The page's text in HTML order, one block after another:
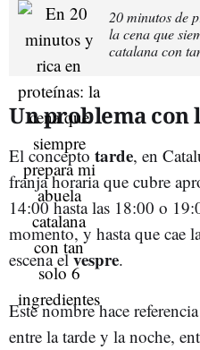
20 minutos de
la cena que
catalana con
Un problema con
El concepto tarde, en
franja horaria que cubre
14:00 hasta las 18:00 o
momento, y hasta que cae
escena elvespre.
Este nombre hace
entre la tarde y la noche,